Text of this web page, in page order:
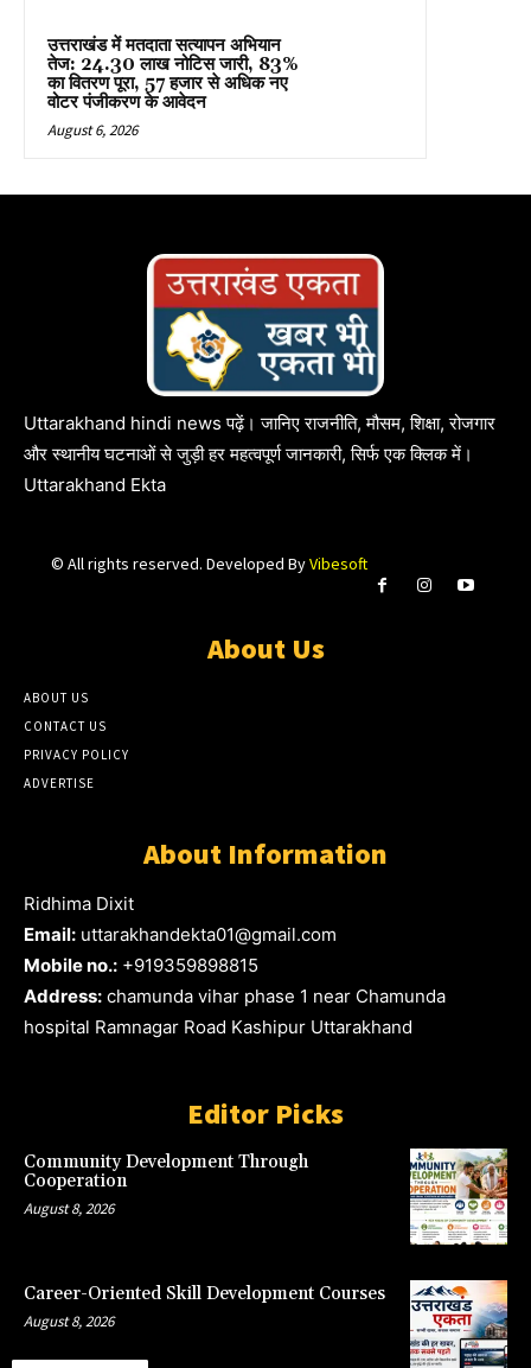
उत्तराखंड में मतदाता सत्यापन अभियान
तेज: 24.30 लाख नोटिस जारी, 83%
का वितरण पूरा, 57 हजार से अधिक नए
वोटर पंजीकरण के आवेदन
August 6, 2026
Uttarakhand hindi news पढ़ें। जानिए राजनीति, मौसम, शिक्षा, रोजगार
और स्थानीय घटनाओं से जुड़ी हर महत्वपूर्ण जानकारी, सिर्फ एक क्लिक में।
Uttarakhand Ekta
© All rights reserved. Developed ByVibesoft
About Us
ABOUT US
CONTACT US
PRIVACY POLICY
ADVERTISE
About Information
Ridhima Dixit
Email: uttarakhandekta01@gmail.com
Mobile no.: +919359898815
Address: chamunda vihar phase 1 near Chamunda
hospital Ramnagar Road Kashipur Uttarakhand
Editor Picks
Community Development Through
Cooperation
August 8, 2026
Career-Oriented Skill Development Courses
August 8, 2026